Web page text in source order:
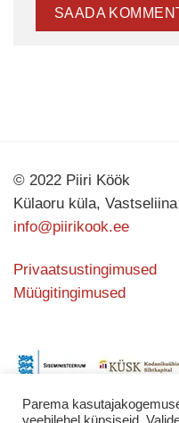
© 2022 Piiri Köök
Külaoru küla,
info@piirikook.ee
Privaatsustingimused
Müügitingimused
Parema